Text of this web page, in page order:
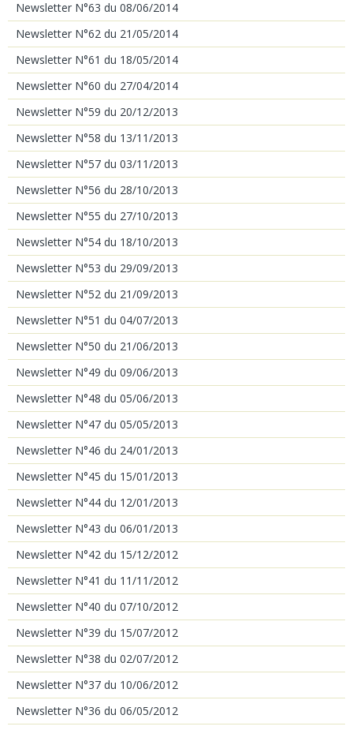
Newsletter N°63 du 08/06/2014
Newsletter N°62 du 21/05/2014
Newsletter N°61 du 18/05/2014
Newsletter N°60 du 27/04/2014
Newsletter N°59 du 20/12/2013
Newsletter N°58 du 13/11/2013
Newsletter N°57 du 03/11/2013
Newsletter N°56 du 28/10/2013
Newsletter N°55 du 27/10/2013
Newsletter N°54 du 18/10/2013
Newsletter N°53 du 29/09/2013
Newsletter N°52 du 21/09/2013
Newsletter N°51 du 04/07/2013
Newsletter N°50 du 21/06/2013
Newsletter N°49 du 09/06/2013
Newsletter N°48 du 05/06/2013
Newsletter N°47 du 05/05/2013
Newsletter N°46 du 24/01/2013
Newsletter N°45 du 15/01/2013
Newsletter N°44 du 12/01/2013
Newsletter N°43 du 06/01/2013
Newsletter N°42 du 15/12/2012
Newsletter N°41 du 11/11/2012
Newsletter N°40 du 07/10/2012
Newsletter N°39 du 15/07/2012
Newsletter N°38 du 02/07/2012
Newsletter N°37 du 10/06/2012
Newsletter N°36 du 06/05/2012